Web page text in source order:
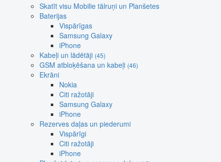
Skatīt visu Mobilie tālruņi un Planšetes
Baterijas
Vispārīgas
Samsung Galaxy
iPhone
Kabeļi un lādētāji (45)
GSM atbloķēšana un kabeļi (46)
Ekrāni
Nokia
Citi ražotāji
Samsung Galaxy
iPhone
Rezerves daļas un piederumi
Vispārīgi
Citi ražotāji
iPhone